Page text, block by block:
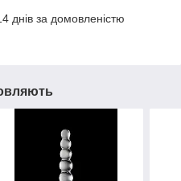
днів за домовленістю